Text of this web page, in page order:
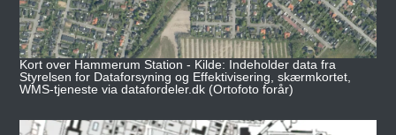
Kort over Hammerum Station - Kilde: Indeholder data fra
Styrelsen for Dataforsyning og Effektivisering, skærmkortet,
WMS-tjeneste via datafordeler.dk (Ortofoto forår)